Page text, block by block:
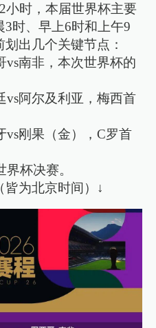
小时，本届世界杯主要
3时、早上6时和上午9
出几个关键节点：
vs南非，本次世界杯的
vs阿尔及利亚，梅西首
vs刚果（金），C罗首
杯决赛。
为北京时间）↓